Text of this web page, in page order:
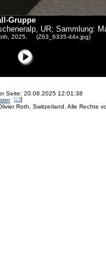
Gruppe
UR; Sammlung:
2025. (Z63_6335-44x.jpg)
Seite: 20.08.2025 12:01:38
Roth, Switzerland. Alle Rechte